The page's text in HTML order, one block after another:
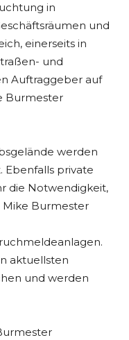
in
und
einerseits in
und
Auftraggeber auf
Burmester
werden
Ebenfalls private
die Notwendigkeit,
Mike Burmester
aktuellsten
und werden